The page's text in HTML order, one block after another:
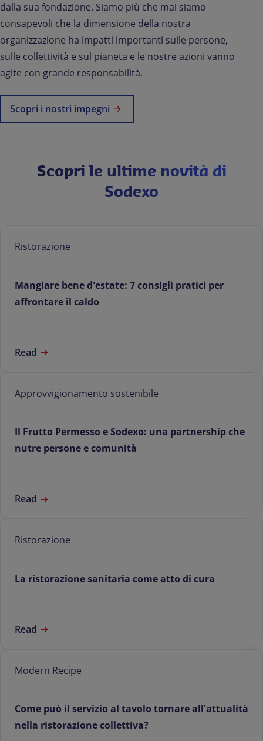
dalla sua fondazione. Siamo più che mai siamo
consapevoli che la dimensione della nostra
organizzazione ha impatti importanti sulle persone,
sulle collettività e sul pianeta e le nostre azioni vanno
agite con grande responsabilità.
Scopri i nostri impegni
Scopri le ultime novità di
Sodexo
Ristorazione
Mangiare bene d'estate: 7 consigli pratici per
affrontare il caldo
Read
Approvvigionamento sostenibile
Il Frutto Permesso e Sodexo: una partnership che
nutre persone e comunità
Read
Ristorazione
La ristorazione sanitaria come atto di cura
Read
Modern Recipe
Come può il servizio al tavolo tornare all'attualità
nella ristorazione collettiva?